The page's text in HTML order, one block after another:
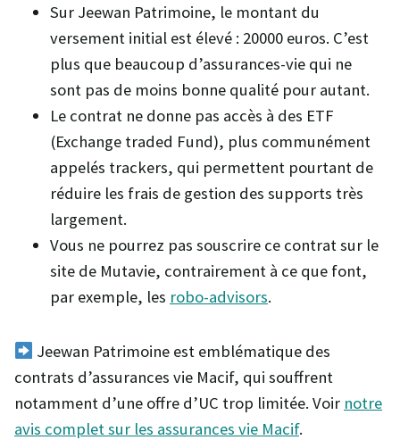
Sur Jeewan Patrimoine, le montant du
versement initial est élevé : 20000 euros. C’est
plus que beaucoup d’assurances-vie qui ne
sont pas de moins bonne qualité pour autant.
Le contrat ne donne pas accès à des ETF
(Exchange traded Fund), plus communément
appelés trackers, qui permettent pourtant de
réduire les frais de gestion des supports très
largement.
Vous ne pourrez pas souscrire ce contrat sur le
site de Mutavie, contrairement à ce que font,
par exemple, les robo-advisors.
Jeewan Patrimoine est emblématique des
contrats d’assurances vie Macif, qui souffrent
notamment d’une offre d’UC trop limitée. Voir notre
avis complet sur les assurances vie Macif.